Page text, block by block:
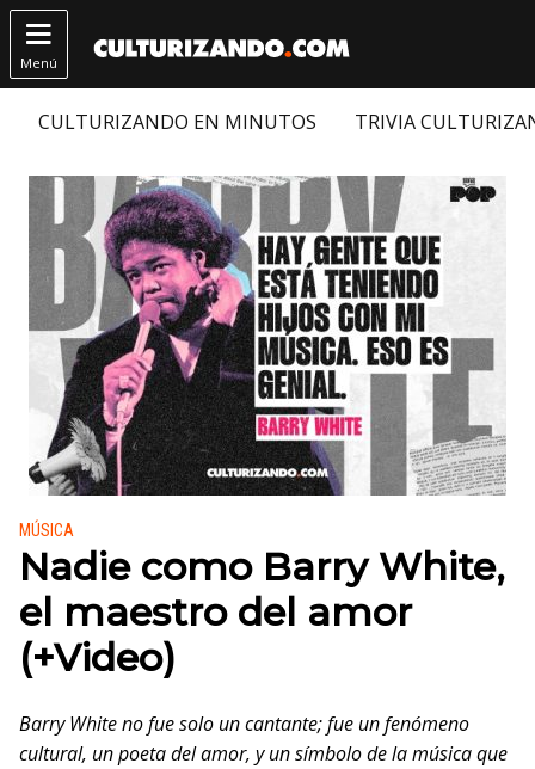

Menú
CULTURIZANDO EN MINUTOS TRIVIA
Publicado en:
MÚSICA
Nadie como Barry White,
el maestro del amor
(+Video)
Barry White no fue solo un cantante; fue un fenómeno
cultural, un poeta del amor, y un símbolo de la música que